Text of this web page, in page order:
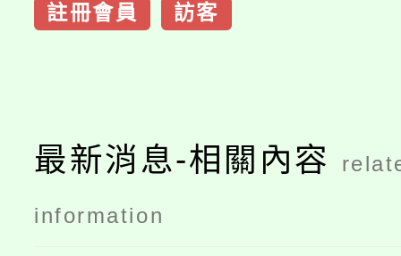
註冊會員 訪客
最新消息-相關內容
information